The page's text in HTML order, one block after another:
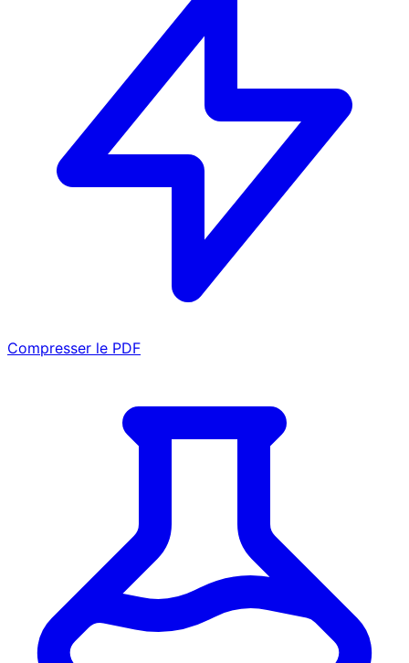
Compresser le PDF